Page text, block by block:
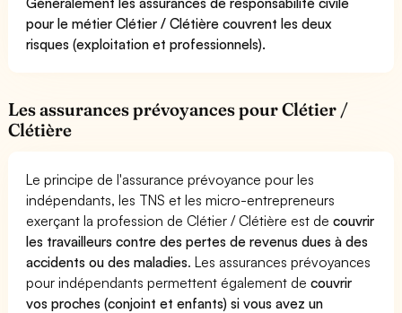
pour le métier Clétier / Clétière couvrent les deux
risques (exploitation et professionnels).
Les assurances prévoyances pour Clétier /
Clétière
Le principe de l'assurance prévoyance pour les
indépendants, les TNS et les micro-entrepreneurs
exerçant la profession de Clétier / Clétière est decouvrir
les travailleurs contre des pertes de revenus dues à des
accidents ou des maladies. Les assurances prévoyances
pour indépendants permettent également decouvrir
vos proches (conjoint et enfants) si vous avez un